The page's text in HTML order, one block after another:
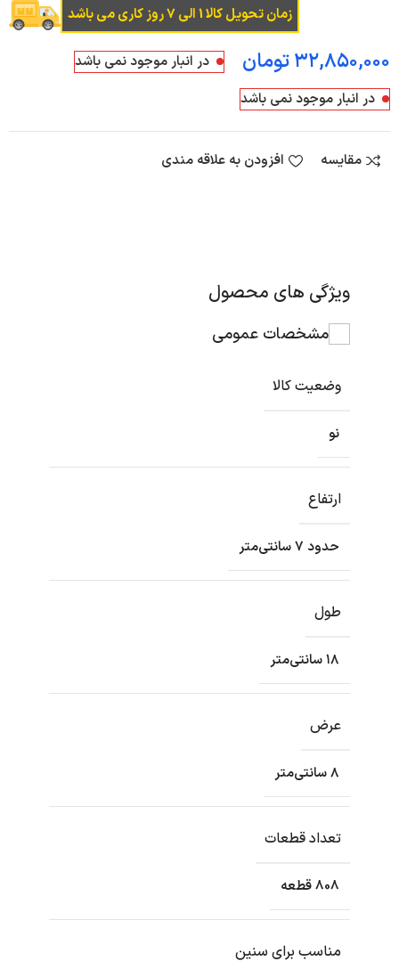
زمان تحویل کالا 1 الی 7 روز کاری می باشد
تومان
در انبار موجود نمی باشد
در انبار موجود نمی باشد
مقایسه افزودن به علاقه مندی
ویژگی های محصول
مشخصات عمومی
وضعیت کالا
نو
ارتفاع
حدود ۷ سانتی‌متر
طول
۱۸ سانتی‌متر
عرض
۸ سانتی‌متر
تعداد قطعات
808 قطعه
مناسب برای سنین